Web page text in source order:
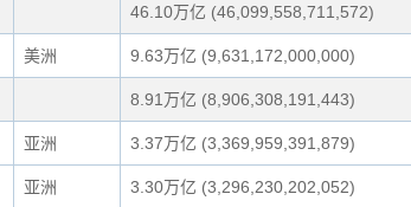
46.10万亿 (46,099,558,711,572)
美洲 9.63万亿 (9,631,172,000,000)
8.91万亿 (8,906,308,191,443)
亚洲 3.37万亿 (3,369,959,391,879)
亚洲 3.30万亿 (3,296,230,202,052)